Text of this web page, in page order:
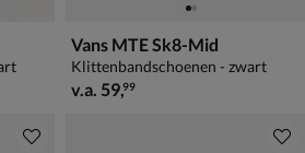
Vans MTE Sk8-Mid
Klittenbandschoenen - zwart
vanaf € 59,99
v.a. 59,99